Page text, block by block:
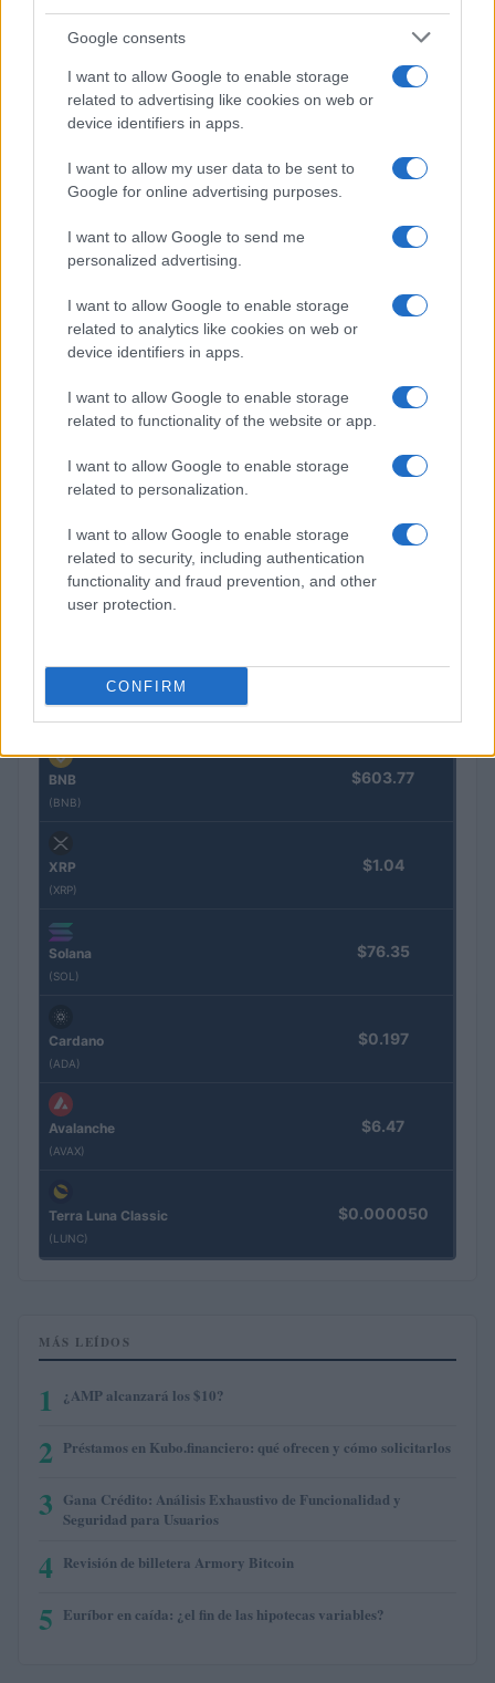
Google consents
I want to allow Google to enable storage
related to advertising like cookies on web or
device identifiers in apps.
I want to allow my user data to be sent to
Google for online advertising purposes.
I want to allow Google to send me
personalized advertising.
I want to allow Google to enable storage
related to analytics like cookies on web or
device identifiers in apps.
I want to allow Google to enable storage
related to functionality of the website or app.
I want to allow Google to enable storage
related to personalization.
I want to allow Google to enable storage
related to security, including authentication
functionality and fraud prevention, and other
user protection.
CONFIRM
Lucía Herrera · 9 Ago 2026
Cómo planificar tus impuestos cripto: trading, staking y más
Diego Martín · 9 Ago 2026
COTIZACIONES CRYPTO
Nombre Precio
Bitcoin
Ethereum
BNB
(BNB)
$603.77
XRP
(XRP)
$1.04
Solana
(SOL)
$76.35
Cardano
(ADA)
$0.197
Avalanche
(AVAX)
$6.47
Terra Luna Classic
(LUNC)
$0.000050
MÁS LEÍDOS
1 ¿AMP alcanzará los $10?
2 Préstamos en Kubo.financiero: qué ofrecen y cómo solicitarlos
3 Gana Crédito: Análisis Exhaustivo de Funcionalidad y
Seguridad para Usuarios
4 Revisión de billetera Armory Bitcoin
5 Euríbor en caída: ¿el fin de las hipotecas variables?